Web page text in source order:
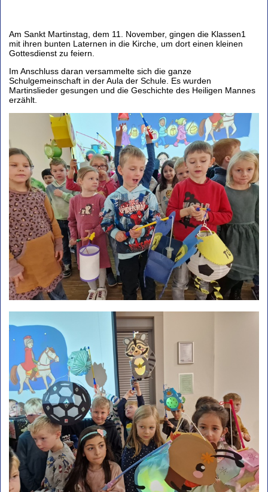
Am Sankt Martinstag, dem 11. November, gingen die Klassen1
mit ihren bunten Laternen in die Kirche, um dort einen kleinen
Gottesdienst zu feiern.
Im Anschluss daran versammelte sich die ganze
Schulgemeinschaft in der Aula der Schule. Es wurden
Martinslieder gesungen und die Geschichte des Heiligen Mannes
erzählt.